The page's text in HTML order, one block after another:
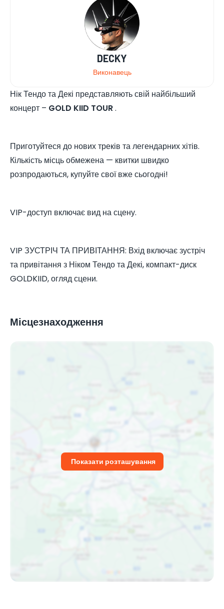
DECKY
Виконавець
Нік Тендо та Декі представляють свій найбільший
концерт – GOLD KIID TOUR.
Приготуйтеся до нових треків та легендарних хітів.
Кількість місць обмежена — квитки швидко
розпродаються, купуйте свої вже сьогодні!
VIP-доступ включає вид на сцену.
VIP ЗУСТРІЧ ТА ПРИВІТАННЯ: Вхід включає зустріч
та привітання з Ніком Тендо та Декі, компакт-диск
GOLDKIID, огляд сцени.
Місцезнаходження
Показати розташування